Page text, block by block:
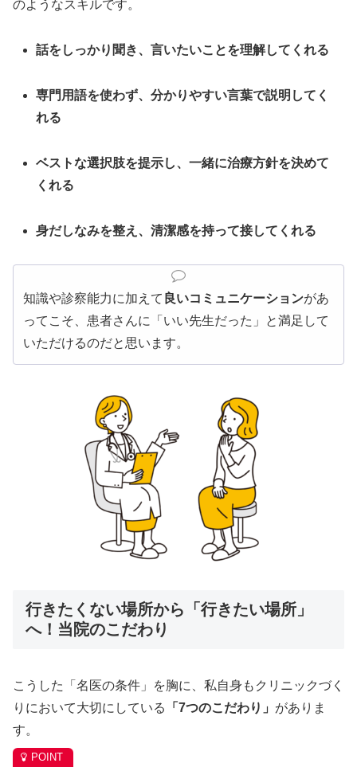
のようなスキルです。
話をしっかり聞き、言いたいことを理解してくれる
専門用語を使わず、分かりやすい言葉で説明してく
れる
ベストな選択肢を提示し、一緒に治療方針を決めて
くれる
身だしなみを整え、清潔感を持って接してくれる
知識や診察能力に加えて 良いコミュニケーションがあ
ってこそ、患者さんに「いい先生だった」と満足して
いただけるのだと思います。
行きたくない場所から「行きたい場所」
へ！当院のこだわり
こうした「名医の条件」を胸に、私自身もクリニックづく
りにおいて大切にしている
「7つのこだわり」 がありま
す。